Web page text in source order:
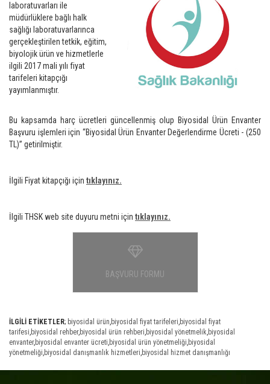
laboratuvarları ile
müdürlüklere bağlı halk
sağlığı laboratuvarlarınca
gerçekleştirilen tetkik, eğitim,
biyolojik ürün ve hizmetlerle
ilgili 2017 mali yılı fiyat
tarifeleri kitapçığı
yayımlanmıştır.
Bu kapsamda harç ücretleri güncellenmiş olup Biyosidal Ürün Envanter
Başvuru işlemleri için “Biyosidal Ürün Envanter Değerlendirme Ücreti - (250
TL)” getirilmiştir.
İlgili Fiyat kitapçığı için tıklayınız.
İlgili THSK web site duyuru metni için tıklayınız.
BAŞVURU FORMU
İLGİLİ ETİKETLER; biyosidal ürün,biyosidal fiyat tarifeleri,biyosidal fiyat
tarifesi,biyosidal rehber,biyosidal ürün rehberi,biyosidal yönetmelik,biyosidal
envanter,biyosidal envanter ücreti,biyosidal ürün yönetmeliği,biyosidal
yönetmeliği,biyosidal danışmanlık hizmetleri,biyosidal hizmet danışmanlığı